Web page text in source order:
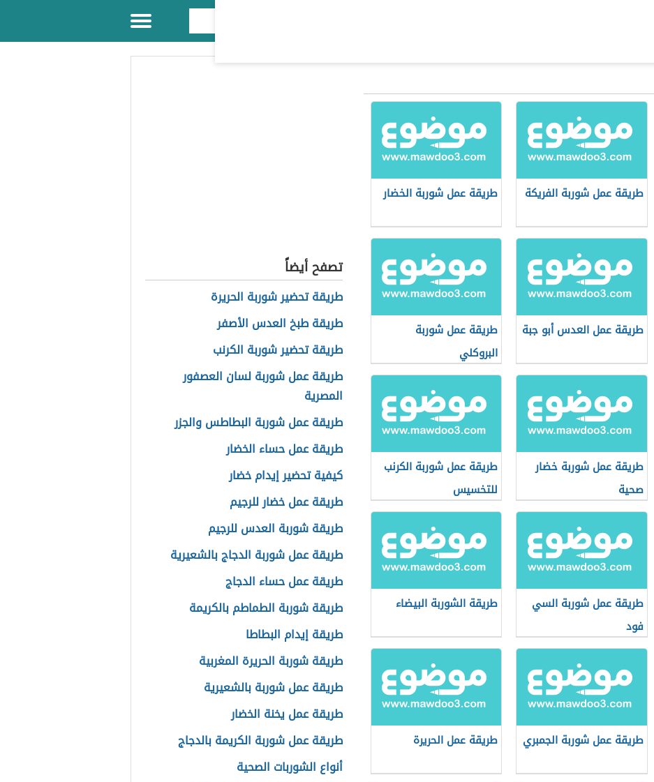
طريقة عمل شوربة الفريكة طريقة عمل شوربة الخضار
طريقة عمل العدس أبو جبة
طريقة عمل شوربة
البروكلي
طريقة عمل شوربة خضار
صحية
طريقة عمل شوربة الكرنب
للتخسيس
طريقة عمل شوربة السي
فود
طريقة الشوربة البيضاء
طريقة عمل شوربة الجمبري طريقة عمل الحريرة
تصفح أيضاً
طريقة تحضير شوربة الحريرة
طريقة طبخ العدس الأصفر
طريقة تحضير شوربة الكرنب
طريقة عمل شوربة لسان العصفور
المصرية
طريقة عمل شوربة البطاطس والجزر
طريقة عمل حساء الخضار
كيفية تحضير إيدام خضار
طريقة عمل خضار للرجيم
طريقة شوربة العدس للرجيم
طريقة عمل شوربة الدجاج بالشعيرية
طريقة عمل حساء الدجاج
طريقة شوربة الطماطم بالكريمة
طريقة إيدام البطاطا
طريقة شوربة الحريرة المغربية
طريقة عمل شوربة بالشعيرية
طريقة عمل يخنة الخضار
طريقة عمل شوربة الكريمة بالدجاج
أنواع الشوربات الصحية